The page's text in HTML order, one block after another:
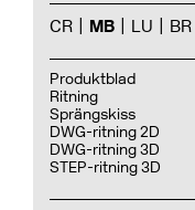
CR MB LU BR
Produktblad
Ritning
Sprängskiss
DWG-ritning 2D
DWG-ritning 3D
STEP-ritning 3D